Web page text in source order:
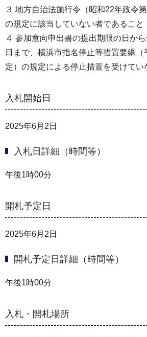
３ 地方自治法施行令（昭和22年政令
の規定に該当していない者であること
４ 参加意向申出書の提出期限の日か
日まで、横浜市指名停止等措置要綱（
定）の規定による停止措置を受けてい
入札開始日
2025年6月2日
入札日詳細（時間等）
午後1時00分
開札予定日
2025年6月2日
開札予定日詳細（時間等）
午後1時00分
入札・開札場所